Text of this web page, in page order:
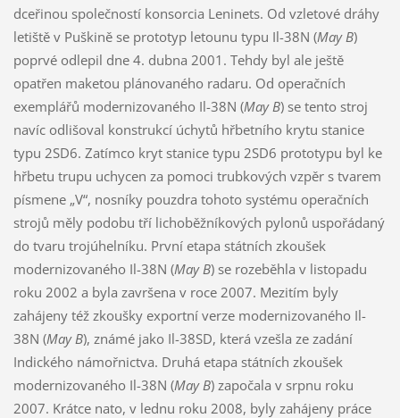
dceřinou společností konsorcia Leninets. Od vzletové dráhy
letiště v Puškině se prototyp letounu typu Il-38N (May B)
poprvé odlepil dne 4. dubna 2001. Tehdy byl ale ještě
opatřen maketou plánovaného radaru. Od operačních
exemplářů modernizovaného Il-38N (May B) se tento stroj
navíc odlišoval konstrukcí úchytů hřbetního krytu stanice
typu 2SD6. Zatímco kryt stanice typu 2SD6 prototypu byl ke
hřbetu trupu uchycen za pomoci trubkových vzpěr s tvarem
písmene „V“, nosníky pouzdra tohoto systému operačních
strojů měly podobu tří lichoběžníkových pylonů uspořádaný
do tvaru trojúhelníku. První etapa státních zkoušek
modernizovaného Il-38N (May B) se rozeběhla v listopadu
roku 2002 a byla završena v roce 2007. Mezitím byly
zahájeny též zkoušky exportní verze modernizovaného Il-
38N (May B), známé jako Il-38SD, která vzešla ze zadání
Indického námořnictva. Druhá etapa státních zkoušek
modernizovaného Il-38N (May B) započala v srpnu roku
2007. Krátce nato, v lednu roku 2008, byly zahájeny práce